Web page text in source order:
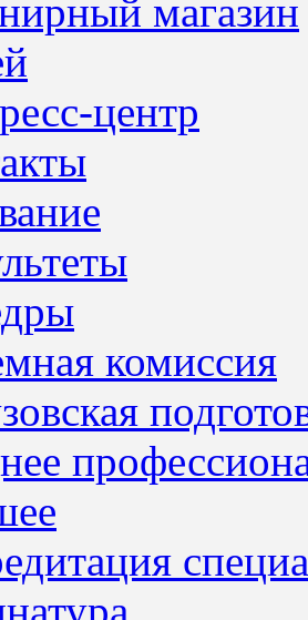
магазин
центр
комиссия